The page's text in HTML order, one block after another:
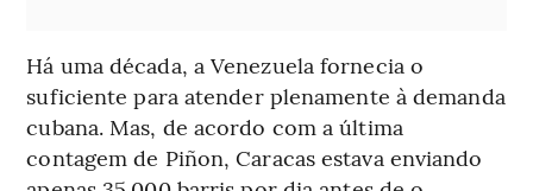
Há uma década, a Venezuela fornecia o
suficiente para atender plenamente à demanda
cubana. Mas, de acordo com a última
contagem de Piñon, Caracas estava enviando